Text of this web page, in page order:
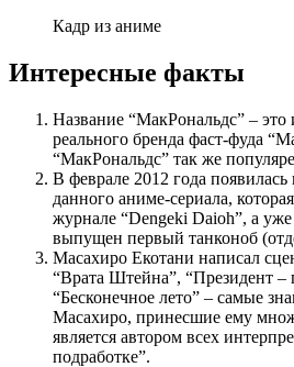
Кадр из аниме
Интересные факты
Название “МакРональдс” – это
реального бренда фаст-фуда
“МакРональдс” так же
В феврале 2012 года появилась
данного аниме-сериала,
журнале “Dengeki Daioh”, а
выпущен первый танконоб
Масахиро Екотани написал
“Врата Штейна”, “Президент –
“Бесконечное лето” – самые
Масахиро, принесшие ему
является автором всех
подработке”.